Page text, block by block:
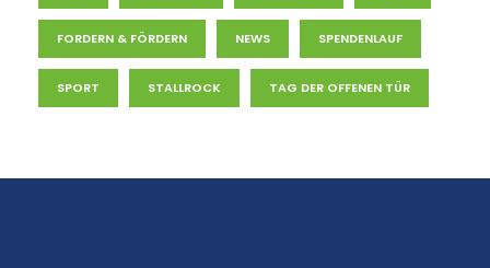
FORDERN & FÖRDERN NEWS SPENDENLAUF
SPORT STALLROCK TAG DER OFFENEN TÜR